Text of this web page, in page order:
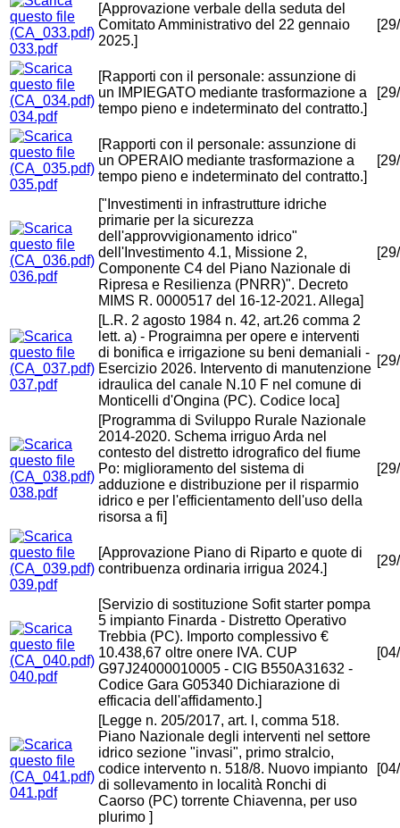
033.pdf
[Approvazione verbale della seduta del
Comitato Amministrativo del 22 gennaio
2025.]
034.pdf
[Rapporti con il personale: assunzione di
un IMPIEGATO mediante trasformazione a
tempo pieno e indeterminato del contratto.]
035.pdf
[Rapporti con il personale: assunzione di
un OPERAIO mediante trasformazione a
tempo pieno e indeterminato del contratto.]
036.pdf
["Investimenti in infrastrutture idriche
primarie per la sicurezza
dell'approvvigionamento idrico"
dell'Investimento 4.1, Missione 2,
Componente C4 del Piano Nazionale di
Ripresa e Resilienza (PNRR)". Decreto
MIMS R. 0000517 del 16-12-2021. Allega]
037.pdf
[L.R. 2 agosto 1984 n. 42, art.26 comma 2
lett. a) - Prograimna per opere e interventi
di bonifica e irrigazione su beni demaniali -
Esercizio 2026. Intervento di manutenzione
idraulica del canale N.10 F nel comune di
Monticelli d'Ongina (PC). Codice loca]
038.pdf
[Programma di Sviluppo Rurale Nazionale
2014-2020. Schema irriguo Arda nel
contesto del distretto idrografico del fiume
Po: miglioramento del sistema di
adduzione e distribuzione per il risparmio
idrico e per l'efficientamento dell'uso della
risorsa a fi]
039.pdf
[Approvazione Piano di Riparto e quote di
contribuenza ordinaria irrigua 2024.]
040.pdf
[Servizio di sostituzione Sofit starter pompa
5 impianto Finarda - Distretto Operativo
Trebbia (PC). Importo complessivo €
10.438,67 oltre onere IVA. CUP
G97J24000010005 - CIG B550A31632 -
Codice Gara G05340 Dichiarazione di
efficacia dell'affidamento.]
041.pdf
[Legge n. 205/2017, art. l, comma 518.
Piano Nazionale degli interventi nel settore
idrico sezione "invasi", primo stralcio,
codice intervento n. 518/8. Nuovo impianto
di sollevamento in località Ronchi di
Caorso (PC) torrente Chiavenna, per uso
plurimo ]